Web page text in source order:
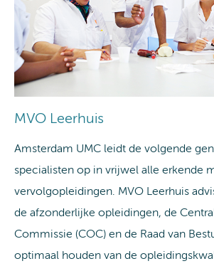
MVO Leerhuis
Amsterdam UMC leidt de volgende
specialisten op in vrijwel alle erkende
vervolgopleidingen. MVO Leerhuis
de afzonderlijke opleidingen, de
Commissie (COC) en de Raad van
optimaal houden van de